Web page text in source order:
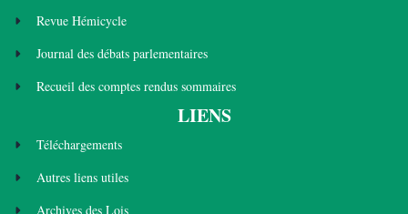
Revue Hémicycle
Journal des débats parlementaires
Recueil des comptes rendus sommaires
LIENS
Téléchargements
Autres liens utiles
Archives des Lois